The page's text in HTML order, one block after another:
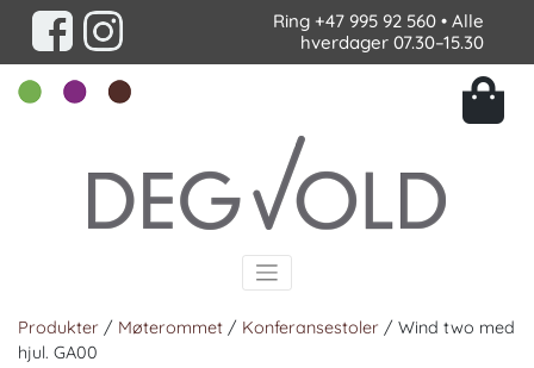
Ring +47 995 92 560 • Alle
hverdager 07.30–15.30
Produkter / Møterommet / Konferansestoler / Wind two med
hjul. GA00